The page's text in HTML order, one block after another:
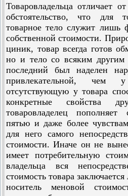
Товаровладельца отличает
обстоятельство, что для
товарное тело служит лишь
собственной стоимости.
циник, товар всегда готов
но и тело со всяким другим
последний был наделен
привлекательной, чем
отсутствующую у товара
конкретные свойства
товаровладелец
пятью и даже более
для него самого
стоимости. Иначе он не
имеет потребительную
владельца вся
стоимость товара
носитель меновой